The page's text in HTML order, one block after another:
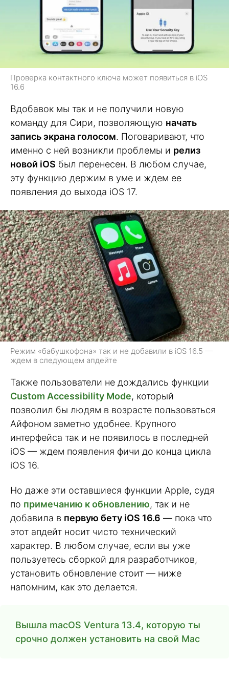
Проверка контактного ключа может появиться в iOS
16.6
Вдобавок мы так и не получили новую
команду для Сири, позволяющую начать
запись экрана голосом. Поговаривают, что
именно с ней возникли проблемы и релиз
новой iOS был перенесен. В любом случае,
эту функцию держим в уме и ждем ее
появления до выхода iOS 17.
Режим «бабушкофона» так и не добавили в iOS 16.5 —
ждем в следующем апдейте
Также пользователи не дождались функции
Custom Accessibility Mode, который
позволил бы людям в возрасте пользоваться
Айфоном заметно удобнее. Крупного
интерфейса так и не появилось в последней
iOS — ждем появления фичи до конца цикла
iOS 16.
Но даже эти оставшиеся функции Apple, судя
по примечанию к обновлению, так и не
добавила в первую бету iOS 16.6 — пока что
этот апдейт носит чисто технический
характер. В любом случае, если вы уже
пользуетесь сборкой для разработчиков,
установить обновление стоит — ниже
напомним, как это делается.
Вышла macOS Ventura 13.4, которую ты
срочно должен установить на свой Mac